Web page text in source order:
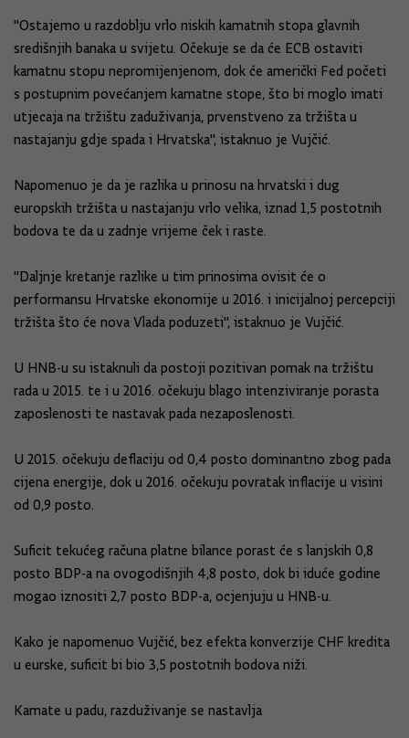
"Ostajemo u razdoblju vrlo niskih kamatnih stopa glavnih
središnjih banaka u svijetu. Očekuje se da će ECB ostaviti
kamatnu stopu nepromijenjenom, dok će američki Fed početi
s postupnim povećanjem kamatne stope, što bi moglo imati
utjecaja na tržištu zaduživanja, prvenstveno za tržišta u
nastajanju gdje spada i Hrvatska", istaknuo je Vujčić.
Napomenuo je da je razlika u prinosu na hrvatski i dug
europskih tržišta u nastajanju vrlo velika, iznad 1,5 postotnih
bodova te da u zadnje vrijeme ček i raste.
"Daljnje kretanje razlike u tim prinosima ovisit će o
performansu Hrvatske ekonomije u 2016. i inicijalnoj percepciji
tržišta što će nova Vlada poduzeti", istaknuo je Vujčić.
U HNB-u su istaknuli da postoji pozitivan pomak na tržištu
rada u 2015. te i u 2016. očekuju blago intenziviranje porasta
zaposlenosti te nastavak pada nezaposlenosti.
U 2015. očekuju deflaciju od 0,4 posto dominantno zbog pada
cijena energije, dok u 2016. očekuju povratak inflacije u visini
od 0,9 posto.
Suficit tekućeg računa platne bilance porast će s lanjskih 0,8
posto BDP-a na ovogodišnjih 4,8 posto, dok bi iduće godine
mogao iznositi 2,7 posto BDP-a, ocjenjuju u HNB-u.
Kako je napomenuo Vujčić, bez efekta konverzije CHF kredita
u eurske, suficit bi bio 3,5 postotnih bodova niži.
Kamate u padu, razduživanje se nastavlja